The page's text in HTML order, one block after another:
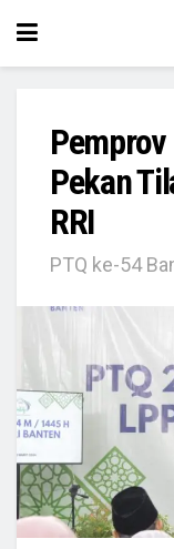
Pekan
RRI
PTQ ke-54